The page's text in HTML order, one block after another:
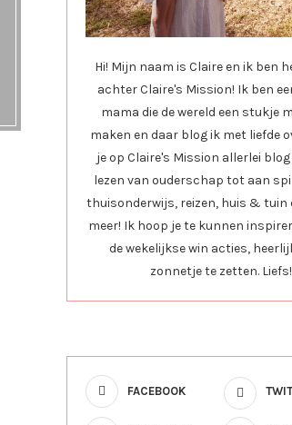
Hi! Mijn naam is Claire en ik ben
achter Claire's Mission! Ik ben
mama die de wereld een stukje
maken en daar blog ik met liefde
je op Claire's Mission allerlei
lezen van ouderschap tot aan
thuisonderwijs, reizen, huis & tuin
meer! Ik hoop je te kunnen
de wekelijkse win acties,
zonnetje te zetten. Liefs!
FACEBOOK